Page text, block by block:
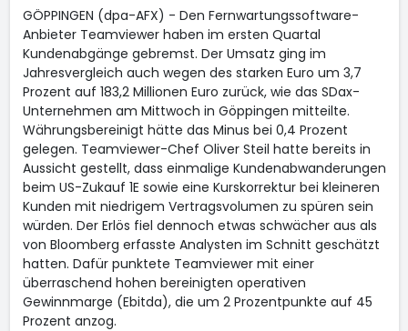
GÖPPINGEN (dpa-AFX) - Den Fernwartungssoftware-
Anbieter Teamviewer haben im ersten Quartal
Kundenabgänge gebremst. Der Umsatz ging im
Jahresvergleich auch wegen des starken Euro um 3,7
Prozent auf 183,2 Millionen Euro zurück, wie das SDax-
Unternehmen am Mittwoch in Göppingen mitteilte.
Währungsbereinigt hätte das Minus bei 0,4 Prozent
gelegen. Teamviewer-Chef Oliver Steil hatte bereits in
Aussicht gestellt, dass einmalige Kundenabwanderungen
beim US-Zukauf 1E sowie eine Kurskorrektur bei kleineren
Kunden mit niedrigem Vertragsvolumen zu spüren sein
würden. Der Erlös fiel dennoch etwas schwächer aus als
von Bloomberg erfasste Analysten im Schnitt geschätzt
hatten. Dafür punktete Teamviewer mit einer
überraschend hohen bereinigten operativen
Gewinnmarge (Ebitda), die um 2 Prozentpunkte auf 45
Prozent anzog.